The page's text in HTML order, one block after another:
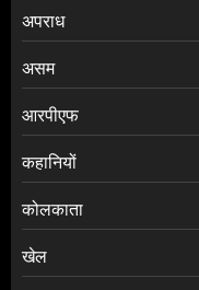
अपराध
असम
आरपीएफ
कहानियों
कोलकाता
खेल